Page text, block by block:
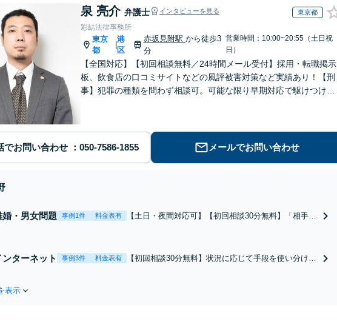
泉 亮介 弁護士 インタビューを見る 東京都
彩結法律事務所
東京
都
港
区
赤坂見附駅 から徒歩3
分
営業時間：10:00~20:55（土日祝
日）
【全国対応】【初回相談無料／24時間メール受付】採用・転職掲示
板、飲食店の口コミサイトなどの風評被害対策など実績あり！【刑
事】犯罪の種類を問わず相談可。可能な限り早期対応で駆けつけサ
でお問い合わせ メールでお問い合わせ
婚・男女問題 事例1件 料金表有
【土日・夜間対応可】【初回相談30分無料】「相手方
金額アップ／減額交渉も対応可」【完全個室対応】
ンターネット 事例3件 料金表有
【初回相談30分無料】状況に応じて手段を使い分け、
表示